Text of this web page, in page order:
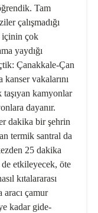
Tam
çalışmadığı
içinin çok
yaydığı
Çanakkale-Çan
kanser va­kalarını
taşıyan kamyonlar
dayanır.
dakika bir şehrin
termik santral da
25 dakika
de etki­leyecek, öte
kıtalararası
çamur
kadar gide­